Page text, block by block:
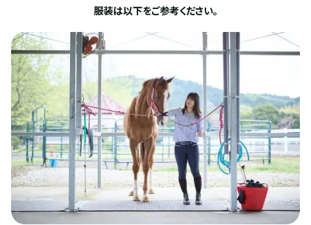
服装は以下をご参考ください。